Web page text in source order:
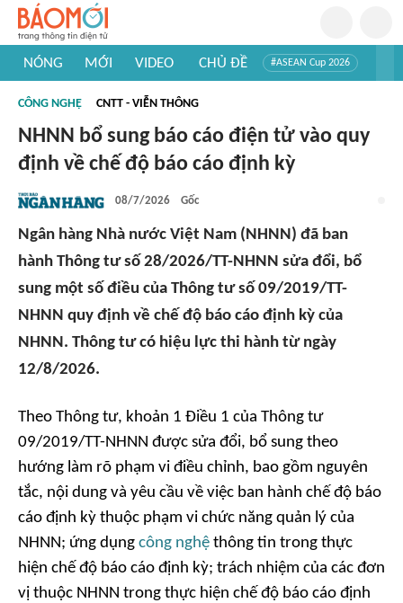
NÓNG MỚI VIDEO CHỦ ĐỀ #ASEAN Cup 2026
#Khám phá thế giới
CÔNG NGHỆ CNTT - VIỄN THÔNG
NHNN bổ sung báo cáo điện tử vào quy
định về chế độ báo cáo định kỳ
08/7/2026 Gốc
Ngân hàng Nhà nước Việt Nam (NHNN) đã ban
hành Thông tư số 28/2026/TT-NHNN sửa đổi, bổ
sung một số điều của Thông tư số 09/2019/TT-
NHNN quy định về chế độ báo cáo định kỳ của
NHNN. Thông tư có hiệu lực thi hành từ ngày
12/8/2026.
Theo Thông tư, khoản 1 Điều 1 của Thông tư
09/2019/TT-NHNN được sửa đổi, bổ sung theo
hướng làm rõ phạm vi điều chỉnh, bao gồm nguyên
tắc, nội dung và yêu cầu về việc ban hành chế độ báo
cáo định kỳ thuộc phạm vi chức năng quản lý của
NHNN; ứng dụng công nghệ thông tin trong thực
hiện chế độ báo cáo định kỳ; trách nhiệm của các đơn
vị thuộc NHNN trong thực hiện chế độ báo cáo định